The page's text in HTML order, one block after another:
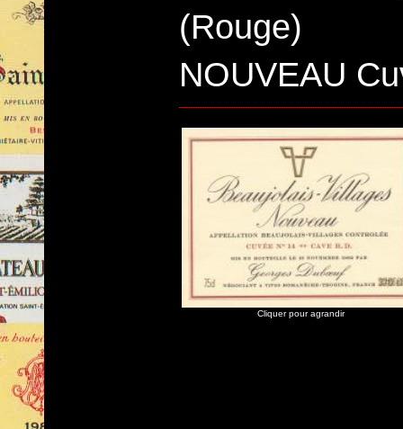
(Rouge)
NOUVEAU
Cliquer pour agrandir